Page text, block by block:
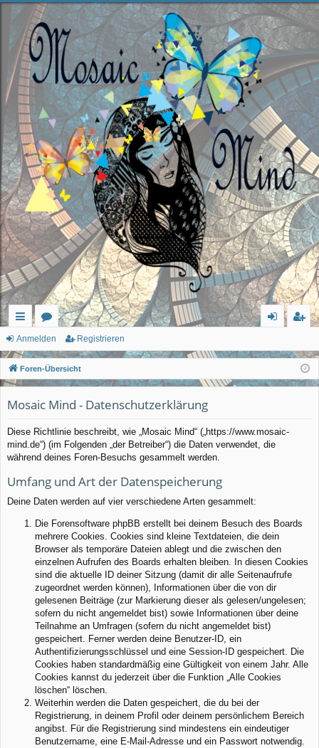
ch
ne
llz
ug
f
or
en
m
el
ist
rie
Anmelden Registrieren
Foren-Übersicht
Mosaic Mind - Datenschutzerklärung
Diese Richtlinie beschreibt, wie „Mosaic Mind“ („https://www.mosaic-
mind.de“) (im Folgenden „der Betreiber“) die Daten verwendet, die
während deines Foren-Besuchs gesammelt werden.
Umfang und Art der Datenspeicherung
Deine Daten werden auf vier verschiedene Arten gesammelt:
Die Forensoftware phpBB erstellt bei deinem Besuch des Boards
mehrere Cookies. Cookies sind kleine Textdateien, die dein
Browser als temporäre Dateien ablegt und die zwischen den
einzelnen Aufrufen des Boards erhalten bleiben. In diesen Cookies
sind die aktuelle ID deiner Sitzung (damit dir alle Seitenaufrufe
zugeordnet werden können), Informationen über die von dir
gelesenen Beiträge (zur Markierung dieser als gelesen/ungelesen;
sofern du nicht angemeldet bist) sowie Informationen über deine
Teilnahme an Umfragen (sofern du nicht angemeldet bist)
gespeichert. Ferner werden deine Benutzer-ID, ein
Authentifizierungsschlüssel und eine Session-ID gespeichert. Die
Cookies haben standardmäßig eine Gültigkeit von einem Jahr. Alle
Cookies kannst du jederzeit über die Funktion „Alle Cookies
löschen“ löschen.
Weiterhin werden die Daten gespeichert, die du bei der
Registrierung, in deinem Profil oder deinem persönlichem Bereich
angibst. Für die Registrierung sind mindestens ein eindeutiger
Benutzername, eine E-Mail-Adresse und ein Passwort notwendig.